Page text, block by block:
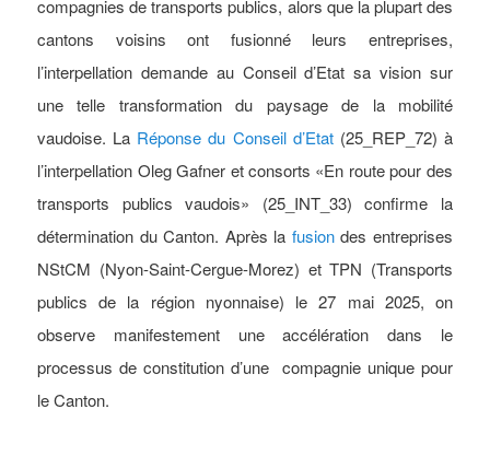
compagnies de transports publics, alors que la plupart des
cantons voisins ont fusionné leurs entreprises,
l’interpellation demande au Conseil d’Etat sa vision sur
une telle transformation du paysage de la mobilité
vaudoise. La Réponse du Conseil d’Etat(25_REP_72) à
l’interpellation Oleg Gafner et consorts «En route pour des
transports publics vaudois» (25_INT_33) confirme la
détermination du Canton. Après la fusiondes entreprises
NStCM (Nyon-Saint-Cergue-Morez) et TPN (Transports
publics de la région nyonnaise) le 27 mai 2025, on
observe manifestement une accélération dans le
processus de constitution d’une compagnie unique pour
le Canton.